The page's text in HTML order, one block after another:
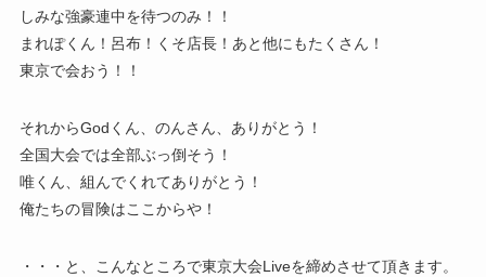
しみな強豪連中を待つのみ！！
まれぽくん！呂布！くそ店長！あと他にもたくさん！
東京で会おう！！
それからGodくん、のんさん、ありがとう！
全国大会では全部ぶっ倒そう！
唯くん、組んでくれてありがとう！
俺たちの冒険はここからや！
・・・と、こんなところで東京大会Liveを締めさせて頂きます。